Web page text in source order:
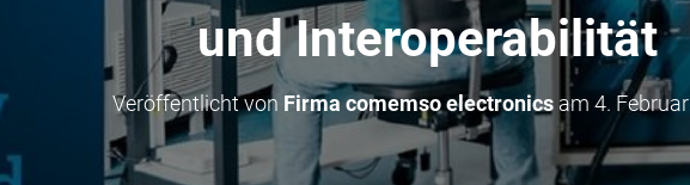
und Interoperabilität
Veröffentlicht von Firma comemso electronics am 4.